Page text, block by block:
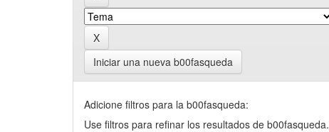
Iniciar una nueva b00fasqueda
Adicione filtros para la b00fasqueda:
Use filtros para refinar los resultados de b00fasqueda.